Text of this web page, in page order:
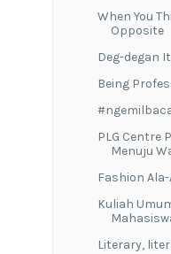
When You
Opposite
Deg-degan
Being
PLG Centre
Menuju
Fashion Ala-
Kuliah
Literary,